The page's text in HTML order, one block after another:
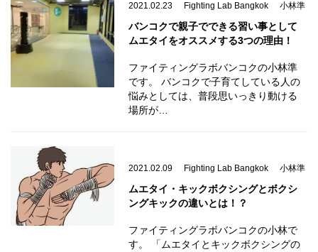
2021.02.23 Fighting Lab Bangkok 小林準
バンコクで親子でできる習い事として
ムエタイをオススメする3つの理由！
ファイティングラボバンコクの小林準
です。 バンコクで子育てしている人の
悩みとしては、普段思いっきり動ける
場所が…
2021.02.09 Fighting Lab Bangkok 小林準
ムエタイ・キックボクシングとボクシ
ングキックの違いとは！？
ファイティングラボバンコクの小林で
す。 「ムエタイとキックボクシングの